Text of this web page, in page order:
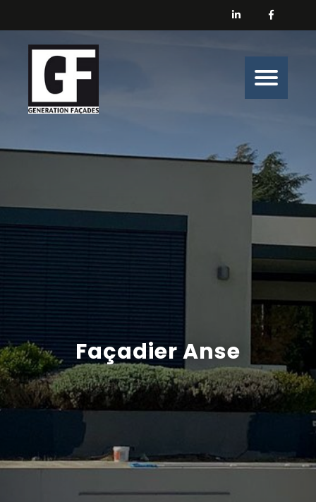
Générations Façades
Nos prestations
Peinture
Nos belles histoires de chantiers
Nous contacter
Générations Façades s’engage
RecrutementFaçadier Anse